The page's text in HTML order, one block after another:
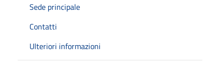
Sede principale
Contatti
Ulteriori informazioni